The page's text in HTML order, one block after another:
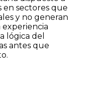
en sectores que
y no generan
experiencia
lógica del
antes que